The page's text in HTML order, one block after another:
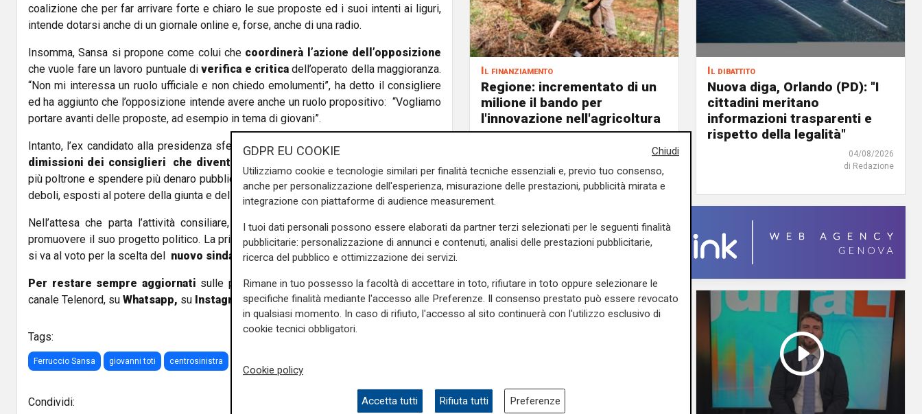
coalizione che per far arrivare forte e chiaro le sue proposte ed i suoi intenti ai liguri,
intende dotarsi anche di un giornale online e, forse, anche di una radio.
Insomma, Sansa si propone come colui che coordinerà l’azione dell’opposizione
che vuole fare un lavoro puntuale diverifica e critica dell’operato della maggioranza.
“Non mi interessa un ruolo ufficiale e non chiedo emolumenti”, ha detto il consigliere
ed ha aggiunto che l’opposizione intende avere anche un ruolo propositivo: “Vogliamo
portare avanti delle proposte, ad esempio in tema di giovani”.
Intanto, l’ex candidato alla presidenza sferra un attacco a Toti: “Sbagliato chiedere le
dimissioni dei consiglieri che diventeranno assessori:
più poltrone e spendere più denaro pubblico- ha detto – Inoltre gli assessori sono più
deboli, esposti al potere della giunta e del presidente”.
Nell’attesa che parta l’attività consiliare, Sansa ha iniziato a girare la Liguria ,per
promuovere il suo progetto politico. La prima tappa èSavona,dove tra qualche mese
si va al voto per la scelta del nuovo sindacoed il rinnovo del consiglio comunale.
Per restare sempre aggiornati sulle principali notizie sulla Liguria seguiteci sul
canale Telenord, su Whatsapp, su Instagram,suYoutubee suFacebook.
Tags:
Ferruccio Sansa giovanni toti centrosinistra
Condividi:
Il finanziamento
Regione: incrementato di un
milione il bando per
l'innovazione nell'agricoltura
di Redazione
Il dibattito
Nuova diga, Orlando (PD): "I
cittadini meritano
informazioni trasparenti e
rispetto della legalità"
04/08/2026
di Redazione
Chiudi
GDPR EU COOKIE
Utilizziamo cookie e tecnologie similari per finalità tecniche essenziali e, previo tuo consenso,
anche per personalizzazione dell'esperienza, misurazione delle prestazioni, pubblicità mirata e
integrazione con piattaforme di audience measurement.
I tuoi dati personali possono essere elaborati da partner terzi selezionati per le seguenti finalità
pubblicitarie: personalizzazione di annunci e contenuti, analisi delle prestazioni pubblicitarie,
ricerca del pubblico e ottimizzazione dei servizi.
Rimane in tuo possesso la facoltà di accettare in toto, rifiutare in toto oppure selezionare le
specifiche finalità mediante l'accesso alle Preferenze. Il consenso prestato può essere revocato
in qualsiasi momento. In caso di rifiuto, l'accesso al sito continuerà con l'utilizzo esclusivo di
cookie tecnici obbligatori.
Cookie policy
Accetta tutti Rifiuta tutti Preferenze